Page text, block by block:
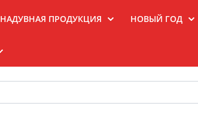
НАДУВНАЯ ПРОДУКЦИЯ НОВЫЙ ГОД